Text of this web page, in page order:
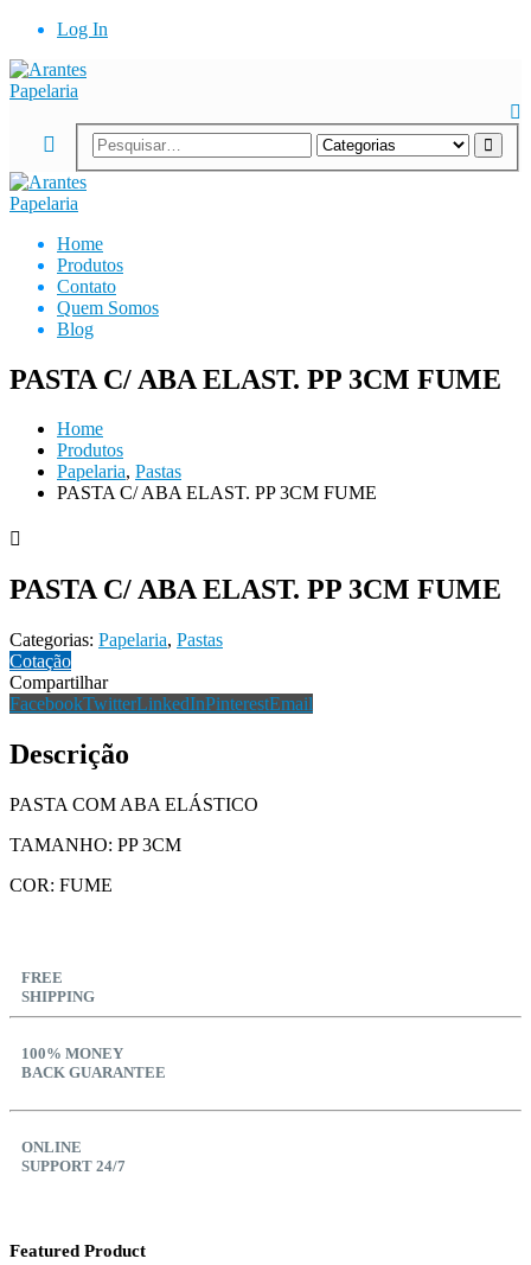
Log In
Home
Produtos
Contato
Quem Somos
Blog
PASTA C/ ABA ELAST. PP 3CM FUME
Home
Produtos
Papelaria, Pastas
PASTA C/ ABA ELAST. PP 3CM FUME
PASTA C/ ABA ELAST. PP 3CM FUME
Categorias: Papelaria, Pastas
Cotação
Compartilhar
FacebookTwitterLinkedInPinterestEmail
Descrição
PASTA COM ABA ELÁSTICO
TAMANHO: PP 3CM
COR: FUME
FREE
SHIPPING
100% MONEY
BACK GUARANTEE
ONLINE
SUPPORT 24/7
Featured Product